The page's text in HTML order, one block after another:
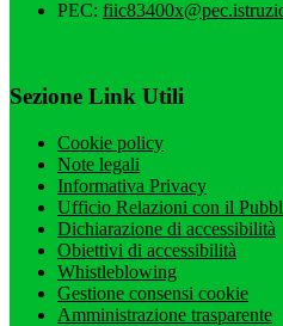
PEC:
Sezione Link Utili
Cookie policy
Note legali
Informativa Privacy
Ufficio Relazioni con il
Dichiarazione di accessibilità
Obiettivi di accessibilità
Whistleblowing
Gestione consensi cookie
Amministrazione trasparente